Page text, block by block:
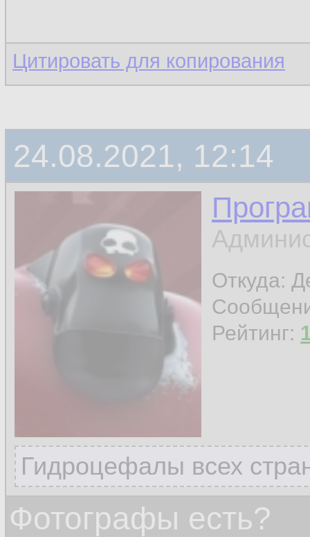
Цитировать для копирования
24.08.2021, 12:14
Откуда:
Рейтинг:
Гидроцефалы всех
Фотографы есть?